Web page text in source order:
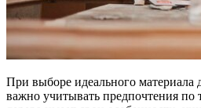
При выборе идеального материала
важно учитывать предпочтения